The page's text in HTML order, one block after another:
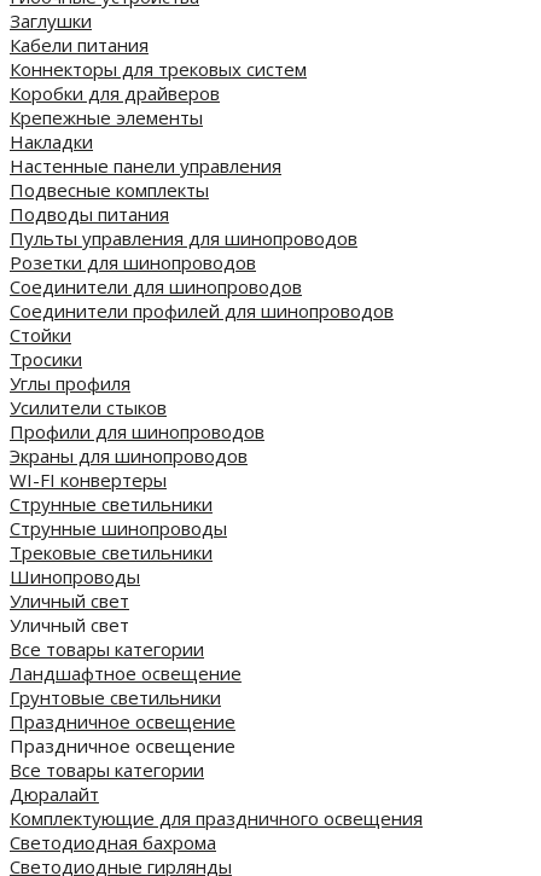
Заглушки
Кабели питания
Коннекторы для трековых систем
Коробки для драйверов
Крепежные элементы
Накладки
Настенные панели управления
Подвесные комплекты
Подводы питания
Пульты управления для шинопроводов
Розетки для шинопроводов
Соединители для шинопроводов
Соединители профилей для шинопроводов
Стойки
Тросики
Углы профиля
Усилители стыков
Профили для шинопроводов
Экраны для шинопроводов
WI-FI конвертеры
Струнные светильники
Струнные шинопроводы
Трековые светильники
Шинопроводы
Уличный свет
Уличный свет
Все товары категории
Ландшафтное освещение
Грунтовые светильники
Праздничное освещение
Праздничное освещение
Все товары категории
Дюралайт
Комплектующие для праздничного освещения
Светодиодная бахрома
Светодиодные гирлянды